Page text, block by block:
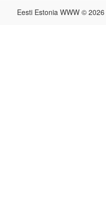
Eesti Estonia WWW © 2026